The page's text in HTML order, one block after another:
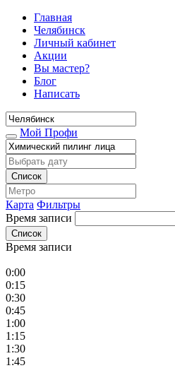
Главная
Челябинск
Личный кабинет
Акции
Вы мастер?
Блог
Написать
Мой Профи
Список
Карта Фильтры
Время записи
Список
Время записи
0:00
0:15
0:30
0:45
1:00
1:15
1:30
1:45